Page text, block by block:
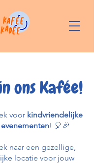
ons Kafée!
voor kindvriendelijke
! 🎈🎉
naar een gezellige,
locatie voor jouw